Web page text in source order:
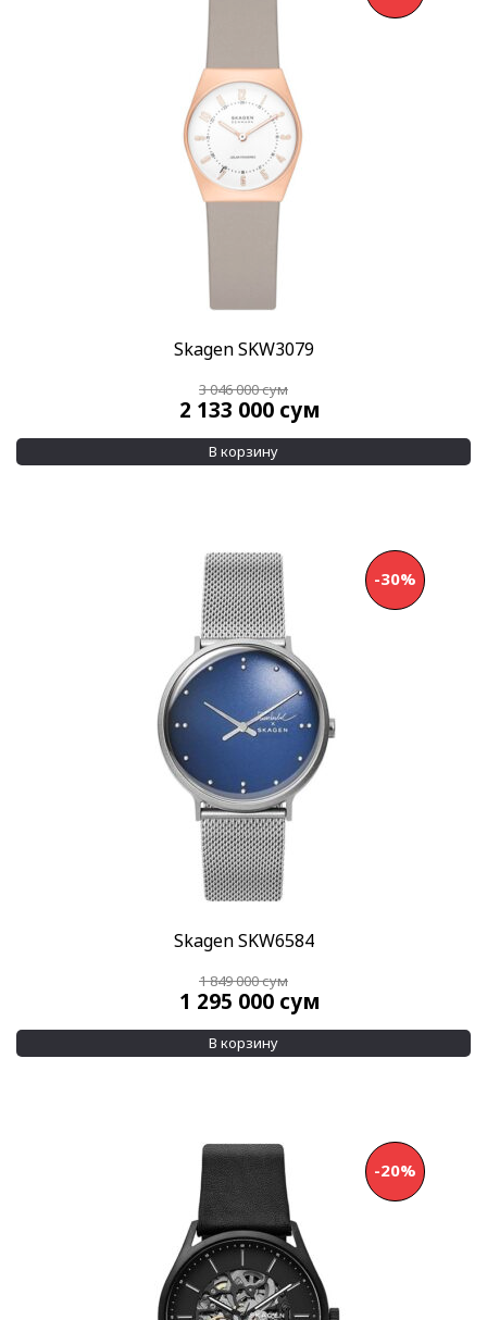
Skagen SKW3079
3 046 000сум
2 133 000 сум
В корзину
Skagen SKW6584
-30%
1 849 000сум
1 295 000 сум
В корзину
-20%